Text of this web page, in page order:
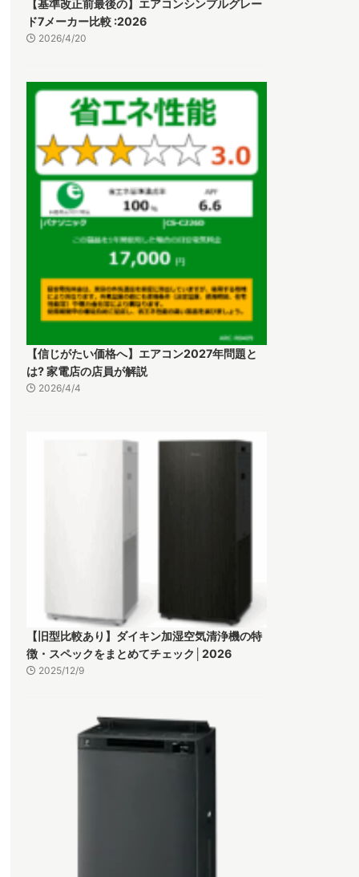
【基準改正前最後の】エアコンシンプルグレー
ド7メーカー比較 :2026
2026/4/20
【信じがたい価格へ】エアコン2027年問題と
は? 家電店の店員が解説
2026/4/4
【旧型比較あり】ダイキン加湿空気清浄機の特
徴・スペックをまとめてチェック│2026
2025/12/9